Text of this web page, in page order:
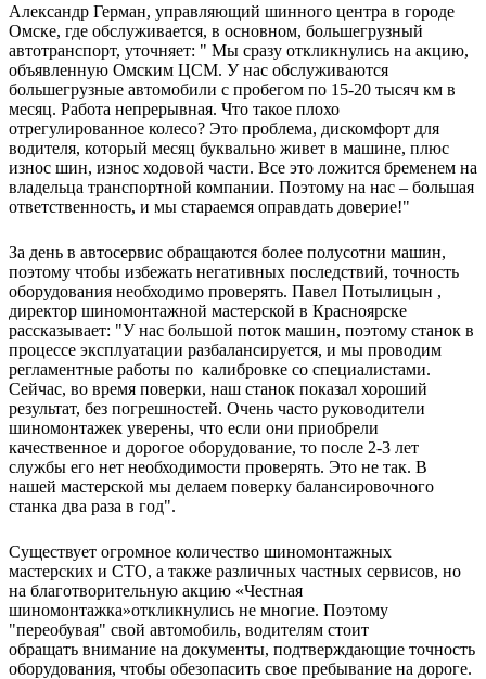
Александр Герман, управляющий шинного центра в городе
Омске, где обслуживается, в основном, большегрузный
автотранспорт, уточняет: " Мы сразу откликнулись на акцию,
объявленную Омским ЦСМ. У нас обслуживаются
большегрузные автомобили с пробегом по 15-20 тысяч км в
месяц. Работа непрерывная. Что такое плохо
отрегулированное колесо? Это проблема, дискомфорт для
водителя, который месяц буквально живет в машине, плюс
износ шин, износ ходовой части. Все это ложится бременем на
владельца транспортной компании. Поэтому на нас – большая
ответственность, и мы стараемся оправдать доверие!"
За день в автосервис обращаются более полусотни машин,
поэтому чтобы избежать негативных последствий, точность
оборудования необходимо проверять. Павел Потылицын ,
директор шиномонтажной мастерской в Красноярске
рассказывает: "У нас большой поток машин, поэтому станок в
процессе эксплуатации разбалансируется, и мы проводим
регламентные работы по калибровке со специалистами.
Сейчас, во время поверки, наш станок показал хороший
результат, без погрешностей. Очень часто руководители
шиномонтажек уверены, что если они приобрели
качественное и дорогое оборудование, то после 2-3 лет
службы его нет необходимости проверять. Это не так. В
нашей мастерской мы делаем поверку балансировочного
станка два раза в год".
Существует огромное количество шиномонтажных
мастерских и СТО, а также различных частных сервисов, но
на благотворительную акцию «Честная
шиномонтажка»откликнулись не многие. Поэтому
"переобувая" свой автомобиль, водителям стоит
обращать внимание на документы, подтверждающие точность
оборудования, чтобы обезопасить свое пребывание на дороге.